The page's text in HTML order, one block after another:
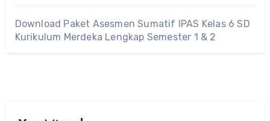
Download Paket Asesmen Sumatif IPAS Kelas 6 SD
Kurikulum Merdeka Lengkap Semester 1 & 2